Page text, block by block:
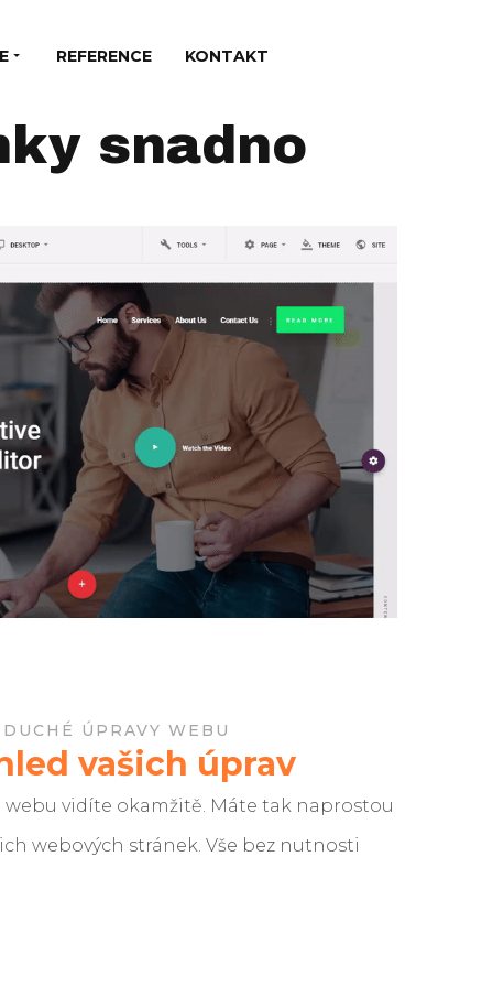
REFERENCE KONTAKT
snadno
ÚPRAVY WEBU
vašich úprav
webu vidíte okamžitě. Máte tak naprostou
webových stránek. Vše bez nutnosti